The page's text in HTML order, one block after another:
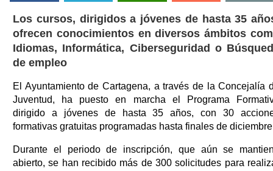
Los cursos, dirigidos a jóvenes de hasta 35
ofrecen conocimientos en diversos ámbitos
Idiomas, Informática, Ciberseguridad o
de empleo
El Ayuntamiento de Cartagena, a través de la Concejalía
Juventud, ha puesto en marcha el Programa
dirigido a jóvenes de hasta 35 años, con 30
formativas gratuitas programadas hasta finales de
Durante el periodo de inscripción, que aún se
abierto, se han recibido más de 300 solicitudes para